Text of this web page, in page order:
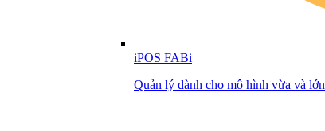
iPOS FABi
Quản lý dành cho mô hình vừa và lớn